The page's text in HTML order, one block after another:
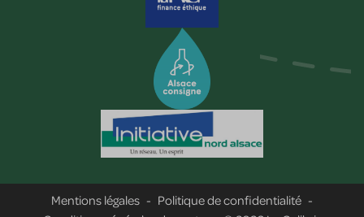
Mentions légales - Politique de confidentialité -